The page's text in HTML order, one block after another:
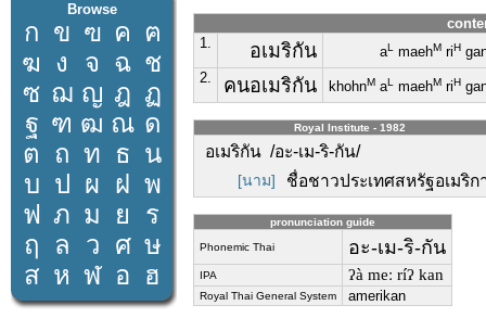
Browse
ก ข ฃ ค ฅ
ฆ ง จ ฉ ช
ซ ฌ ญ ฎ ฏ
ฐ ฑ ฒ ณ ด
ต ถ ท ธ น
บ ป ผ ฝ พ
ฟ ภ ม ย
ร
ฤ
ล ว ศ ษ
ส ห ฬ อ ฮ
1.
อเมริกัน aL maehM riH
2.
คนอเมริกัน khohnM aL maehM riH
Royal Institute - 1982
อเมริกัน /อะ-เม-ริ-กัน/
[นาม] ชื่อชาวประเทศสหรัฐอเมริก
pronunciation guide
Phonemic Thai อะ-เม-ริ-กัน
IPA ʔà meː ríʔ kan
Royal Thai General System amerikan